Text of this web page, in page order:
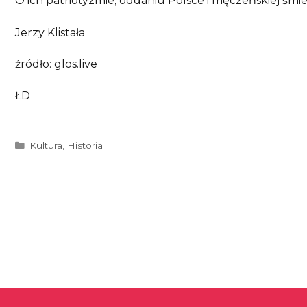
Jerzy Klistała
źródło: glos.live
ŁD
Kategorie
Kultura Historia